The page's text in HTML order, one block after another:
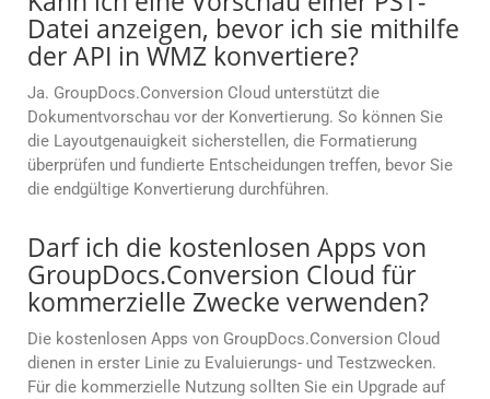
Datei anzeigen, bevor ich sie mithilfe
der API in WMZ konvertiere?
Ja. GroupDocs.Conversion Cloud unterstützt die
Dokumentvorschau vor der Konvertierung. So können Sie
die Layoutgenauigkeit sicherstellen, die Formatierung
überprüfen und fundierte Entscheidungen treffen, bevor Sie
die endgültige Konvertierung durchführen.
Darf ich die kostenlosen Apps von
GroupDocs.Conversion Cloud für
kommerzielle Zwecke verwenden?
Die kostenlosen Apps von GroupDocs.Conversion Cloud
dienen in erster Linie zu Evaluierungs- und Testzwecken.
Für die kommerzielle Nutzung sollten Sie ein Upgrade auf